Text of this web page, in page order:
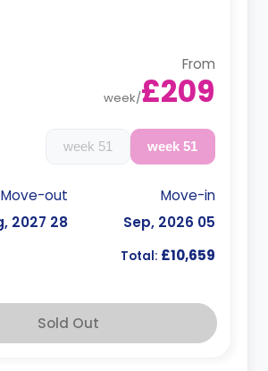
Dual occupancy is available.
From
£209
/
week
51 week
51 week
Move-in
05 Sep, 2026
Move-out
28 Aug, 2027
Total: £10,659
Sold Out